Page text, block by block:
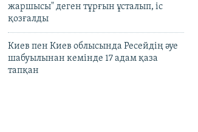
жаршысы" деген тұрғын ұсталып, іс
қозғалды
Киев пен Киев облысында Ресейдің әуе
шабуылынан кемінде 17 адам қаза
тапқан